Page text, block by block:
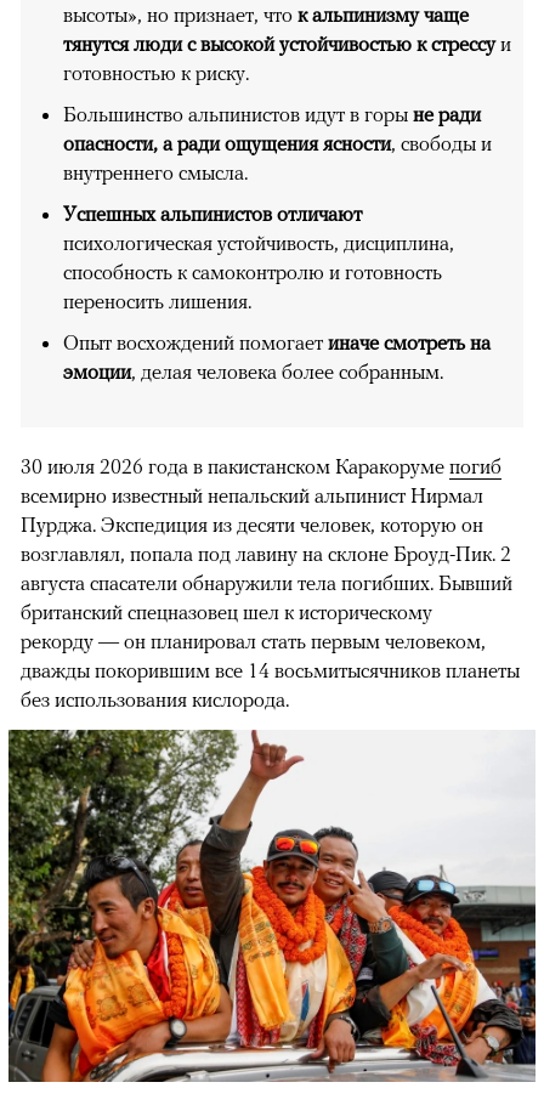
высоты», но признает, что к альпинизму чаще
тянутся люди с высокой устойчивостью к стрессуи
готовностью к риску.
Большинство альпинистов идут в горы не ради
опасности, а ради ощущения ясности, свободы и
внутреннего смысла.
Успешных альпинистов отличают
психологическая устойчивость, дисциплина,
способность к самоконтролю и готовность
переносить лишения.
Опыт восхождений помогает иначе смотреть на
эмоции, делая человека более собранным.
30 июля 2026 года в пакистанском Каракоруме погиб
всемирно известный непальский альпинист Нирмал
Пурджа. Экспедиция из десяти человек, которую он
возглавлял, попала под лавину на склоне Броуд-Пик. 2
августа спасатели обнаружили тела погибших. Бывший
британский спецназовец шел к историческому
рекорду — он планировал стать первым человеком,
дважды покорившим все 14 восьмитысячников планеты
без использования кислорода.